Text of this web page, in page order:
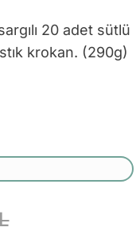
20 adet sütlü
krokan. (290g)